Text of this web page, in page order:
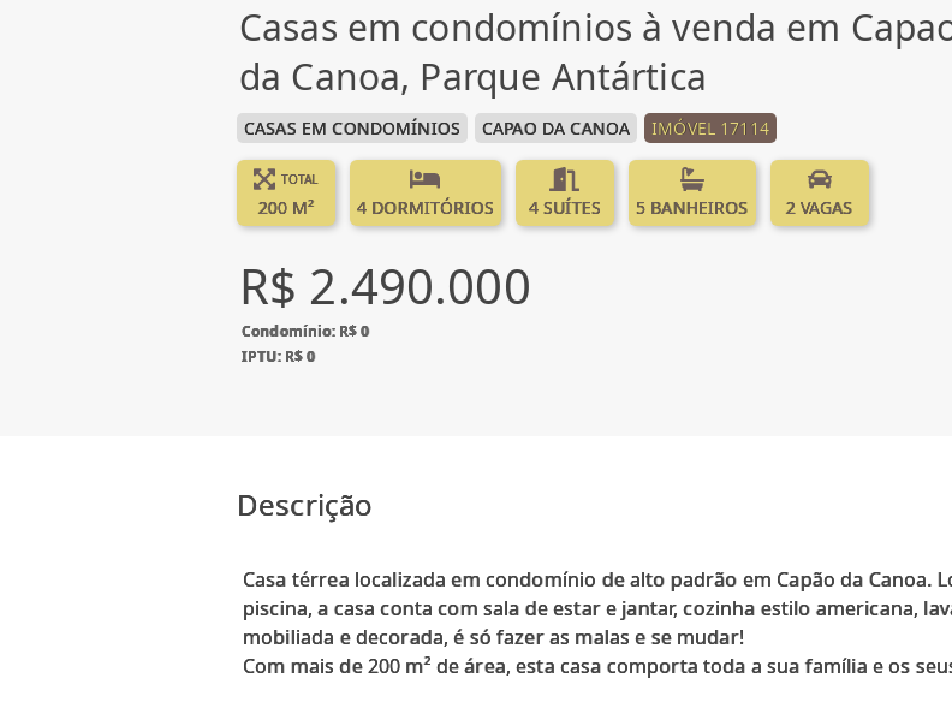
Casas em condomínios à venda em
da Canoa, Parque Antártica
CASAS EM CONDOMÍNIOS CAPAO DA CANOA IMÓVEL 17114
TOTAL
200 M² 4 DORMITÓRIOS 4 SUÍTES 5 BANHEIROS 2 VAGAS
R$ 2.490.000
Condomínio: R$ 0
IPTU: R$ 0
Descrição
Casa térrea localizada em condomínio de alto padrão em Capão da Canoa.
piscina, a casa conta com sala de estar e jantar, cozinha estilo americana,
mobiliada e decorada, é só fazer as malas e se mudar!